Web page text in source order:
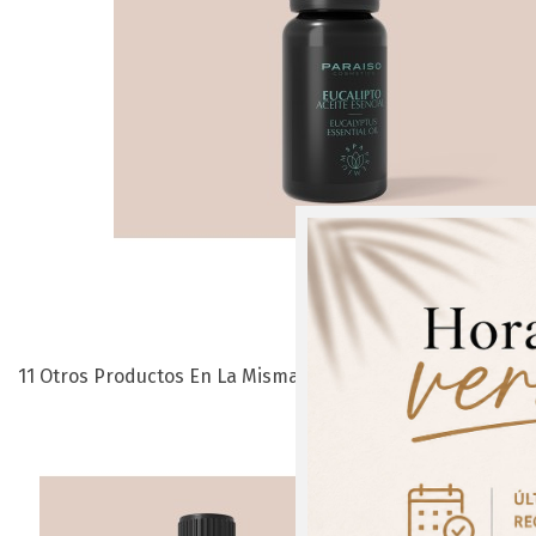
11 Otros Productos En La Misma Categoría: